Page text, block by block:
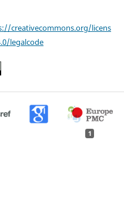
creativecommons.org/licens
legalcode
1